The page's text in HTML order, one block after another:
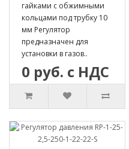
гайками с обжимными
кольцами под трубку 10
мм Регулятор
предназначен для
установки в газов..
0 руб. с НДС